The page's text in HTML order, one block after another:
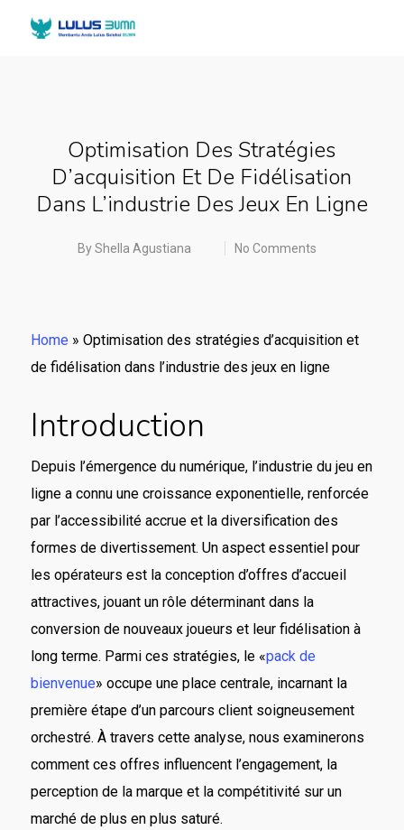
Optimisation Des Stratégies
D’acquisition Et De Fidélisation
Dans L’industrie Des Jeux En Ligne
ByShella Agustiana No Comments
Home » Optimisation des stratégies d’acquisition et
de fidélisation dans l’industrie des jeux en ligne
Introduction
Depuis l’émergence du numérique, l’industrie du jeu en
ligne a connu une croissance exponentielle, renforcée
par l’accessibilité accrue et la diversification des
formes de divertissement. Un aspect essentiel pour
les opérateurs est la conception d’offres d’accueil
attractives, jouant un rôle déterminant dans la
conversion de nouveaux joueurs et leur fidélisation à
long terme. Parmi ces stratégies, le «pack de
bienvenue» occupe une place centrale, incarnant la
première étape d’un parcours client soigneusement
orchestré. À travers cette analyse, nous examinerons
comment ces offres influencent l’engagement, la
perception de la marque et la compétitivité sur un
marché de plus en plus saturé.